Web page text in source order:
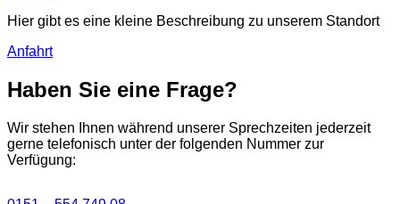
Hier gibt es eine kleine Beschreibung zu unserem Standort
Anfahrt
Haben Sie eine Frage?
Wir stehen Ihnen während unserer Sprechzeiten jederzeit
gerne telefonisch unter der folgenden Nummer zur
Verfügung: